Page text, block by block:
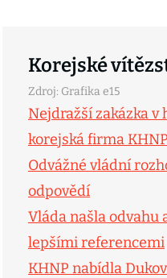
Korejské
Zdroj: Grafika e15
Nejdražší zakázka v
korejská firma KHNP
Odvážné vládní
odpovědí
Vláda našla odvahu
lepšími referencemi
KHNP nabídla